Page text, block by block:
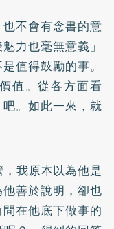
不會有念書的意
力也毫無意義」
值得鼓勵的事。
值。從各方面看
。如此一來，就
我原本以為他是
善於說明，卻也
在他底下做事的